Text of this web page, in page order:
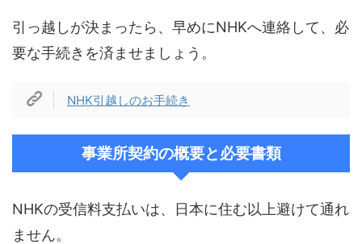
引っ越しが決まったら、早めにNHKへ連絡して、必
要な手続きを済ませましょう。
NHK引越しのお手続き
事業所契約の概要と必要書類
NHKの受信料支払いは、日本に住む以上避けて通れ
ません。